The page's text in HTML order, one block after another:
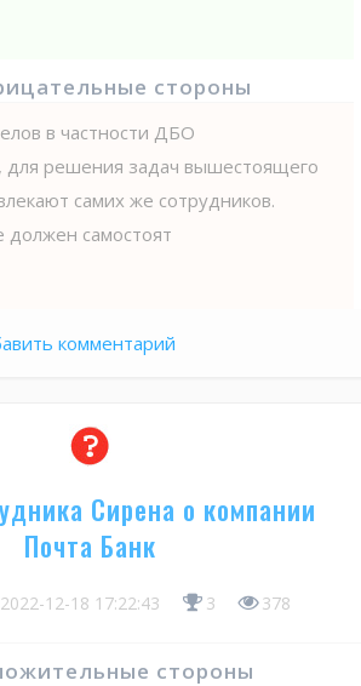
стороны
в частности ДБО
для решения задач вышестоящего
самих же сотрудников.
должен самостоят
комментарий
Сирена о компании
Почта Банк
2022-12-18 17:22:43 3 378
стороны